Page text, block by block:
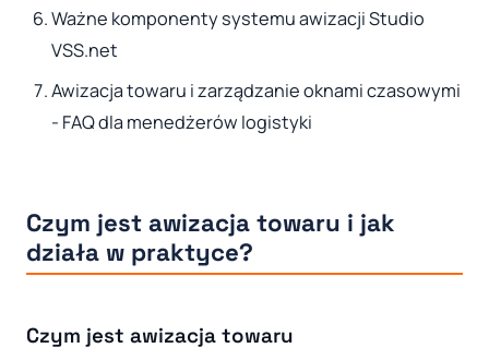
Ważne komponenty systemu awizacji Studio
VSS.net
Awizacja towaru i zarządzanie oknami czasowymi
- FAQ dla menedżerów logistyki
Czym jest awizacja towaru i jak
działa w praktyce?
Czym jest awizacja towaru